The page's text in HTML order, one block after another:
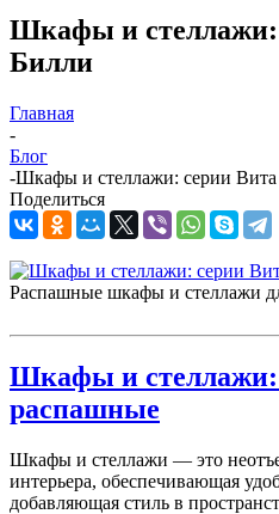
Шкафы и стеллажи:
Билли
Главная
-
Блог
-Шкафы и стеллажи: серии
Поделиться
Распашные шкафы и стеллажи
Шкафы и
распашные
Шкафы и стеллажи — это
интерьера, обеспечивающая
добавляющая стиль в